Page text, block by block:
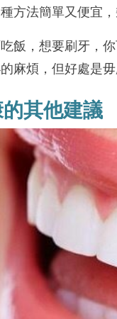
方法簡單又便宜
飯，想要刷牙，
麻煩，但好處是
其他建議